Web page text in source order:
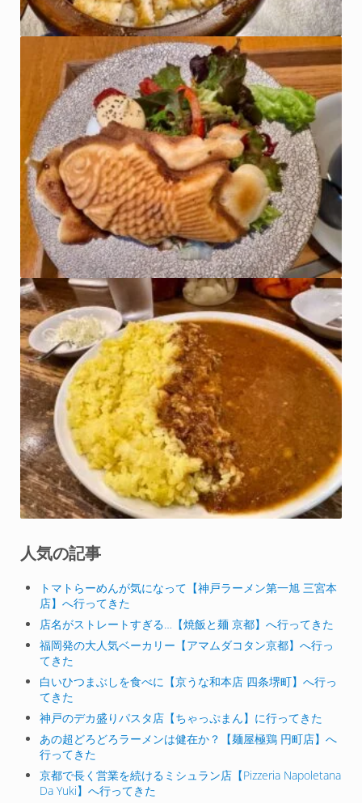
人気の記事
トマトらーめんが気になって【神戸ラーメン第一旭 三宮本
店】へ行ってきた
店名がストレートすぎる…【焼飯と麺 京都】へ行ってきた
福岡発の大人気ベーカリー【アマムダコタン京都】へ行っ
てきた
白いひつまぶしを食べに【京うな和本店 四条堺町】へ行っ
てきた
神戸のデカ盛りパスタ店【ちゃっぷまん】に行ってきた
あの超どろどろラーメンは健在か？【麺屋極鶏 円町店】へ
行ってきた
京都で長く営業を続けるミシュラン店【Pizzeria Napoletana
Da Yuki】へ行ってきた